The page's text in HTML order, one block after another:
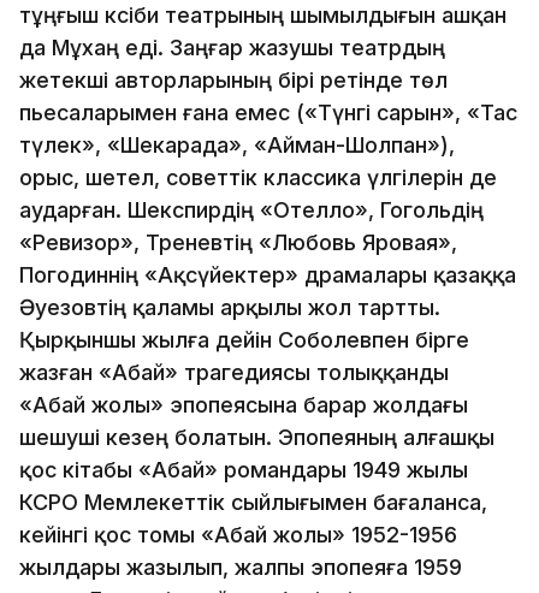
тұңғыш кәсіби театрының шымылдығын ашқан
да Мұхаң еді. Заңғар жазушы театрдың
жетекші авторларының бірі ретінде төл
пьесаларымен ғана емес («Түнгі сарын», «Тас
түлек», «Шекарада», «Айман-Шолпан»),
орыс, шетел, советтік классика үлгілерін де
аударған. Шекспирдің «Отелло», Гогольдің
«Ревизор», Треневтің «Любовь Яровая»,
Погодиннің «Ақсүйектер» драмалары қазаққа
Әуезовтің қаламы арқылы жол тартты.
Қырқыншы жылға дейін Соболевпен бірге
жазған «Абай» трагедиясы толыққанды
«Абай жолы» эпопеясына барар жолдағы
шешуші кезең болатын. Эпопеяның алғашқы
қос кітабы «Абай» романдары 1949 жылы
КСРО Мемлекеттік сыйлығымен бағаланса,
кейінгі қос томы «Абай жолы» 1952-1956
жылдары жазылып, жалпы эпопеяға 1959